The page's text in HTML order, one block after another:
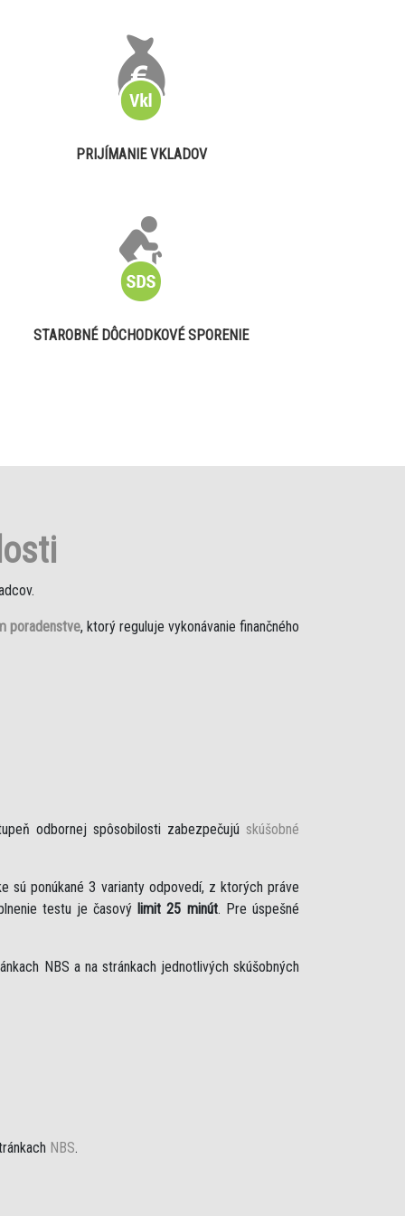
PRIJÍMANIE VKLADOV
STAROBNÉ DÔCHODKOVÉ SPORENIE
poradenstve, ktorý reguluje vykonávanie finančného
odbornej spôsobilosti zabezpečujú skúšobné
ponúkané 3 varianty odpovedí, z ktorých práve
testu je časový limit 25 minút. Pre úspešné
NBS a na stránkach jednotlivých skúšobných
NBS.